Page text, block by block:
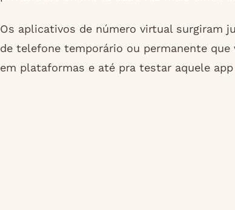
Os aplicativos de número virtual surgiram
de telefone temporário ou permanente que
em plataformas e até pra testar aquele